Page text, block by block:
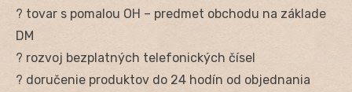
? tovar s pomalou OH – predmet obchodu na základe
DM
? rozvoj bezplatných telefonických čísel
? doručenie produktov do 24 hodín od objednania